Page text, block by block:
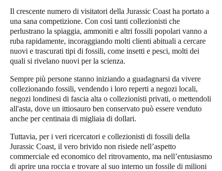
Il crescente numero di visitatori della Jurassic Coast ha portato a
una sana competizione. Con così tanti collezionisti che
perlustrano la spiaggia, ammoniti e altri fossili popolari vanno a
ruba rapidamente, incoraggiando molti clienti abituali a cercare
nuovi e trascurati tipi di fossili, come insetti e pesci, molti dei
quali si rivelano nuovi per la scienza.
Sempre più persone stanno iniziando a guadagnarsi da vivere
collezionando fossili, vendendo i loro reperti a negozi locali,
negozi londinesi di fascia alta o collezionisti privati, o mettendoli
all'asta, dove un ittiosauro ben conservato può essere venduto
anche per centinaia di migliaia di dollari.
Tuttavia, per i veri ricercatori e collezionisti di fossili della
Jurassic Coast, il vero brivido non risiede nell’aspetto
commerciale ed economico del ritrovamento, ma nell’entusiasmo
di aprire una roccia e trovare al suo interno un fossile di milioni